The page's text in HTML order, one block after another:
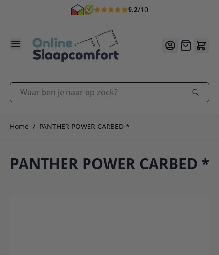
9.2/10
Offerte
Waar ben je naar op zoek?
Home / PANTHER POWER CARBED *
PANTHER POWER CARBED *